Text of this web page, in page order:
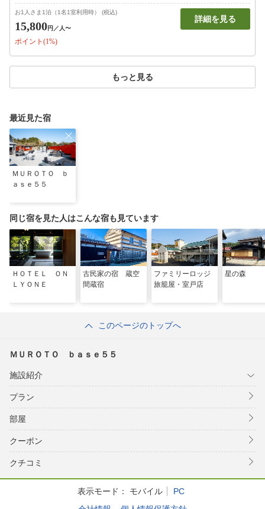
お1人さま1泊（1名1室利用時） (税込)
15,800円 ／人〜
ポイント(1%)
詳細を見る
もっと見る
最近見た宿
ＭＵＲＯＴＯ ｂ
ａｓｅ５５
同じ宿を見た人はこんな宿も見ています
ＨＯＴＥＬ ＯＮ
ＬＹＯＮＥ
古民家の宿 蔵空
間蔵宿
ファミリーロッジ
旅籠屋・室戸店
星の森
このページのトップへ
ＭＵＲＯＴＯ ｂａｓｅ５５
施設紹介
プラン
部屋
クーポン
クチコミ
表示モード： モバイル
PC